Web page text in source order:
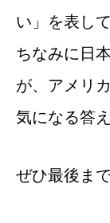
い」を表し
ちなみに日
が、アメリ
気になる答
ぜひ最後ま